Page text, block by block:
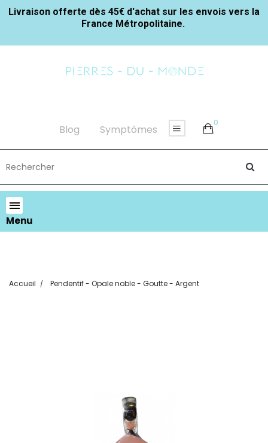
Livraison offerte dès 45€ d'achat sur les envois vers la
France Métropolitaine.
Blog Symptômes
0
Menu
Accueil Pendentif - Opale noble - Goutte - Argent